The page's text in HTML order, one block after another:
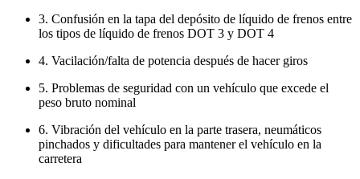
3. Confusión en la tapa del depósito de líquido de frenos entre
los tipos de líquido de frenos DOT 3 y DOT 4
4. Vacilación/falta de potencia después de hacer giros
5. Problemas de seguridad con un vehículo que excede el
peso bruto nominal
6. Vibración del vehículo en la parte trasera, neumáticos
pinchados y dificultades para mantener el vehículo en la
carretera